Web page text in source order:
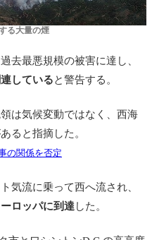
る大量の煙
去最悪規模の被害に達し、
していると警告する。
は気候変動ではなく、西海
ると指摘した。
の関係を否定
気流に乗って西へ流され、
ロッパに到達 した。